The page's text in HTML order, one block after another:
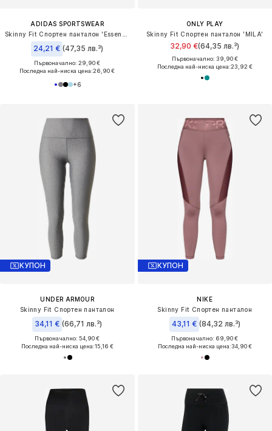
ADIDAS SPORTSWEAR
24,21 € (47,35 лв.³)
Първоначално: 29,90 €
Последна най-ниска цена:26,90 €
+6
ONLY PLAY
Skinny Fit Спортен панталон 'MILA'
32,90 €(64,35 лв.³)
Първоначално: 39,90 €
Последна най-ниска цена:23,92 €
КУПОН
UNDER ARMOUR
Skinny Fit Спортен панталон
34,11 € (66,71 лв.³)
Първоначално: 54,90 €
Последна най-ниска цена:15,16 €
КУПОН
NIKE
Skinny Fit Спортен панталон
43,11 € (84,32 лв.³)
Първоначално: 69,90 €
Последна най-ниска цена:34,90 €